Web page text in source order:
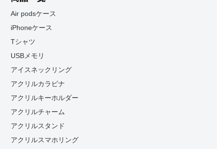
Air podsケース
iPhoneケース
Tシャツ
USBメモリ
アイスネックリング
アクリルカラビナ
アクリルキーホルダー
アクリルチャーム
アクリルスタンド
アクリルスマホリング